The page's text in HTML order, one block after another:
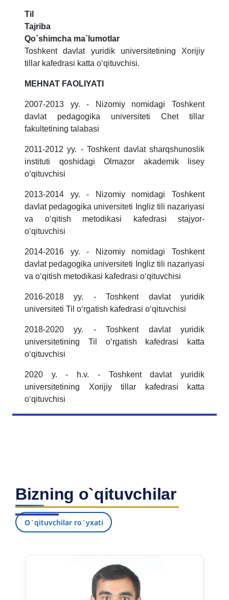
Til
Tajriba
Qo`shimcha ma`lumotlar
Toshkent davlat yuridik universitetining Xorijiy
tillar kafedrasi katta o‘qituvchisi.
MEHNAT FAOLIYATI
2007-2013 yy. - Nizomiy nomidagi Toshkent
davlat pedagogika universiteti Chet tillar
fakultetining talabasi
2011-2012 yy. - Toshkent davlat sharqshunoslik
instituti qoshidagi Olmazor akademik lisey
oʻqituvchisi
2013-2014 yy. - Nizomiy nomidagi Toshkent
davlat pedagogika universiteti Ingliz tili nazariyasi
va oʻqitish metodikasi kafedrasi stajyor-
oʻqituvchisi
2014-2016 yy. - Nizomiy nomidagi Toshkent
davlat pedagogika universiteti Ingliz tili nazariyasi
va oʻqitish metodikasi kafedrasi oʻqituvchisi
2016-2018 yy. - Toshkent davlat yuridik
universiteti Til oʻrgatish kafedrasi oʻqituvchisi
2018-2020 yy. - Toshkent davlat yuridik
universitetining Til oʻrgatish kafedrasi katta
oʻqituvchisi
2020 y. - h.v. - Toshkent davlat yuridik
universitetining Xorijiy tillar kafedrasi katta
oʻqituvchisi
Bizning o`qituvchilar
O`qituvchilar ro`yxati